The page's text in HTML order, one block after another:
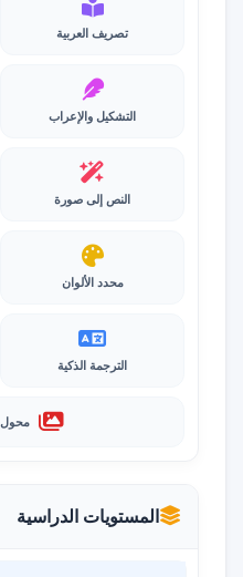
تصريف العربية
التشكيل والإعراب
النص إلى صورة
محدد الألوان
الترجمة الذكية
محول PDF إلى صور
المستويات الدراسية